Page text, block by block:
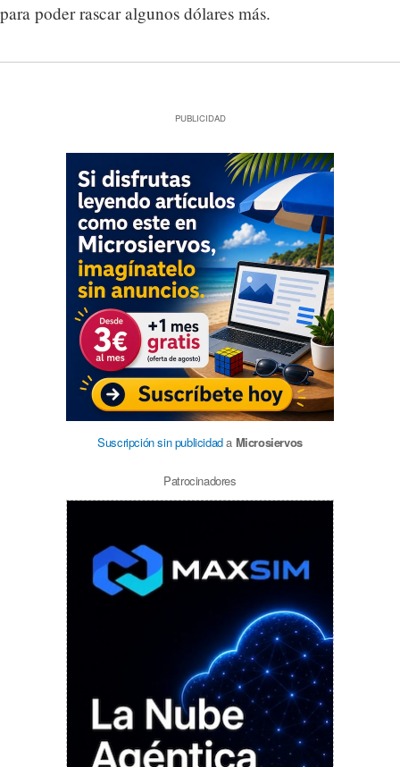
para poder rascar algunos dólares más.
PUBLICIDAD
Suscripción sin publicidada Microsiervos
Patrocinadores